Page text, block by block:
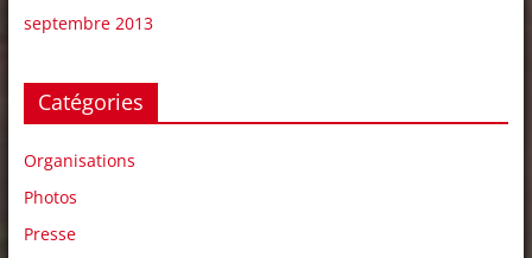
septembre 2013
Catégories
Organisations
Photos
Presse